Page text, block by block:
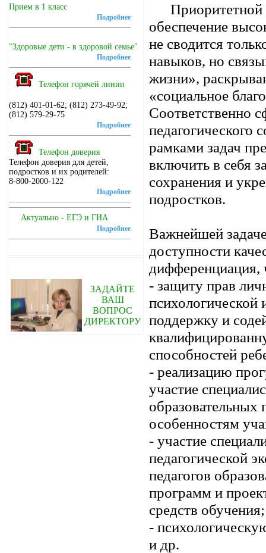
Прием в 1 класс
Подробнее
"Здоровые дети - в здоровой семье"
Подробнее
Телефон горячей линии
(812) 401-01-62; (812) 273-49-92;
(812) 579-29-75
Подробнее
Телефон доверия
Телефон доверия для детей,
подростков и их родителей:
8-800-2000-122
Подробнее
Актуально - ЕГЭ и ГИА
Подробнее
ЗАДАЙТЕ
ВАШ
ВОПРОС
ДИРЕКТОРУ
Приоритетной
обеспечение
не сводится
навыков, но
жизни»,
«социальное
Соответственно
педагогического
рамками задач
включить в себя
сохранения и
подростков.
Важнейшей
доступности
дифференциация,
- защиту прав
психологической
поддержку и
способностей
- реализацию
участие
особенностям
- участие
педагогической
педагогов
программ и
средств обучения;
-
и др.